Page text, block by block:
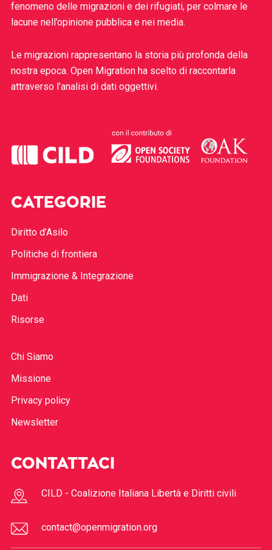
fenomeno delle migrazioni e dei rifugiati, per colmare le
lacune nell’opinione pubblica e nei media.
Le migrazioni rappresentano la storia più profonda della
nostra epoca. Open Migration ha scelto di raccontarla
attraverso l’analisi di dati oggettivi.
CATEGORIE
Diritto d’Asilo
Politiche di frontiera
Immigrazione & Integrazione
Dati
Risorse
Chi Siamo
Missione
Privacy policy
Newsletter
CONTATTACI
CILD - Coalizione Italiana Libertà e Diritti civili
contact@openmigration.org